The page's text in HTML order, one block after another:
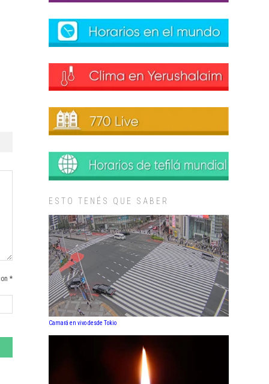
*
ESTO TENÉS QUE SABER
Camará en vivo desde Tokio